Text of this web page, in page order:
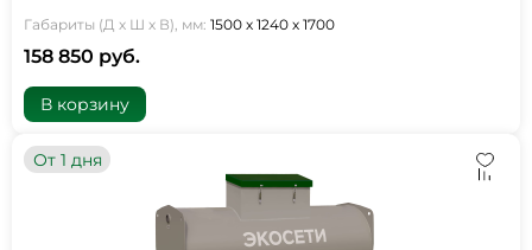
Габариты (Д х Ш х В), мм: 1500 х 1240 х 1700
158 850 руб.
В корзину
От 1 дня